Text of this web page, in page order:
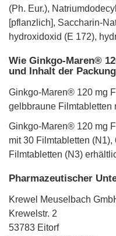
(Ph. Eur.),
[pflanzlich], Saccharin-
hydroxidoxid (E 172),
Wie Ginkgo-Maren®
und Inhalt der Packung
Ginkgo-Maren® 120 mg
gelbbraune Filmtabletten
Ginkgo-Maren® 120 mg
mit 30 Filmtabletten
Filmtabletten (N3)
Pharmazeutischer
Krewel Meuselbach
Krewelstr. 2
53783 Eitorf